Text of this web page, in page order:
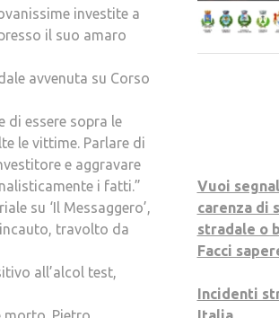
investite a
il suo amaro
avvenuta su Corso
di essere sopra le
le vittime. Parlare di
e aggravare
i fatti.”
su ‘Il Messaggero’,
incauto, travolto da
all’alcol test,
Vuoi
carenza di
stradale o
Facci
Incidenti